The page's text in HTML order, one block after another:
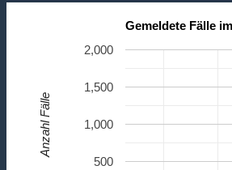
Gemeldete Fälle
500
1,000
1,500
2,000
Anzahl Fälle